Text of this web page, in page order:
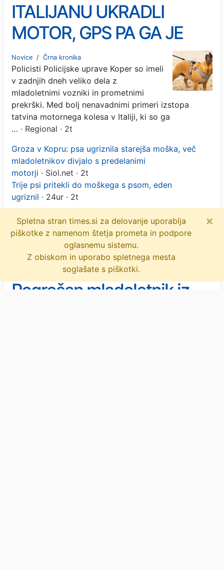
ITALIJANU UKRADLI
MOTOR, GPS PA GA JE
PRIPELJAL DO
PORTOROŽA: Ob njem pa
trije mladoletniki
Novice / Črna kronika
Policisti Policijske uprave Koper so imeli
v zadnjih dneh veliko dela z
mladoletnimi vozniki in prometnimi
prekrški. Med bolj nenavadnimi primeri izstopa
tatvina motornega kolesa v Italiji, ki so ga
… · Regional · 2t
Groza v Kopru: psa ugriznila starejša moška, več
mladoletnikov divjalo s predelanimi
motorji · Siol.net · 2t
Trije psi pritekli do moškega s psom, eden
ugriznil · 24ur · 2t
objavi tvitaj
4 novice
Pogrešan mladoletnik iz
Spletna stran times.si za delovanje uporablja
piškotke z namenom štetja prometa in podpore
oglasnemu sistemu.
Z obiskom in uporabo spletnega mesta
soglašate s piškotki.
×